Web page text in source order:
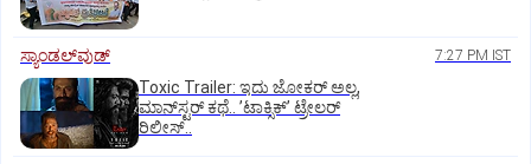
ಸ್ಯಾಂಡಲ್‌ವುಡ್‌ 7:27 PM IST
Toxic Trailer: ಇದು ಜೋಕರ್‌ ಅಲ್ಲ,
ಮಾನ್‌ಸ್ಟರ್‌ ಕಥೆ.. ʼಟಾಕ್ಸಿಕ್‌ʼ ಟ್ರೇಲರ್‌
ರಿಲೀಸ್..